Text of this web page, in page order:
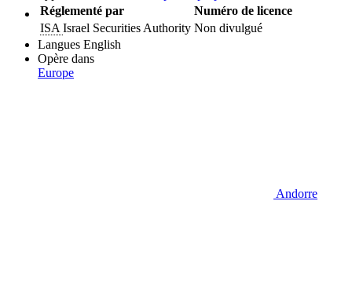
Réglementé par
Numéro de licence
ISAIsrael Securities Authority Non divulgué
Langues English
Opère dans
Europe
Andorre